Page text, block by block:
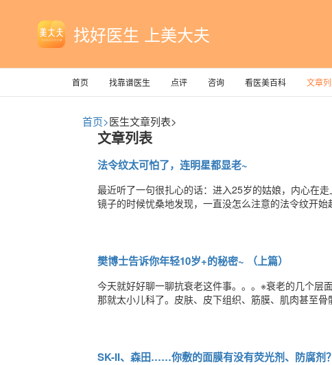
找好医生 上美大夫
首页 找靠谱医生 点评 咨询 看医美百科 文章
首页>医生文章列表>
文章列表
法令纹太可怕了，连明星都显老~
最近听了一句很扎心的话：进入25岁的姑娘，内心在
镜子的时候忧桑地发现，一直没怎么注意的法令纹开
樊博士告诉你年轻10岁+的秘密~ （上篇）
今天就好好聊一聊抗衰老这件事。。。※衰老的几个层
那就太小儿科了。皮肤、皮下组织、筋膜、肌肉甚至
SK-II、森田……你敷的面膜有没有荧光剂、防腐